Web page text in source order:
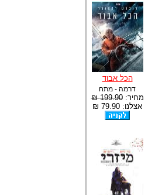
הכל אבוד
דרמה - מתח
מחיר:199.90 ₪
אצלנו: 79.90 ₪